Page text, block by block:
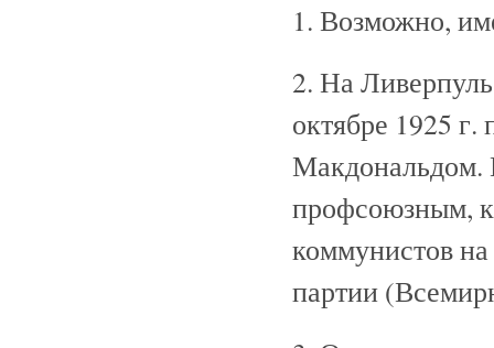
1. Возможно,
2. На
октябре 1925 г.
Макдональдом.
профсоюзным,
коммунистов
партии